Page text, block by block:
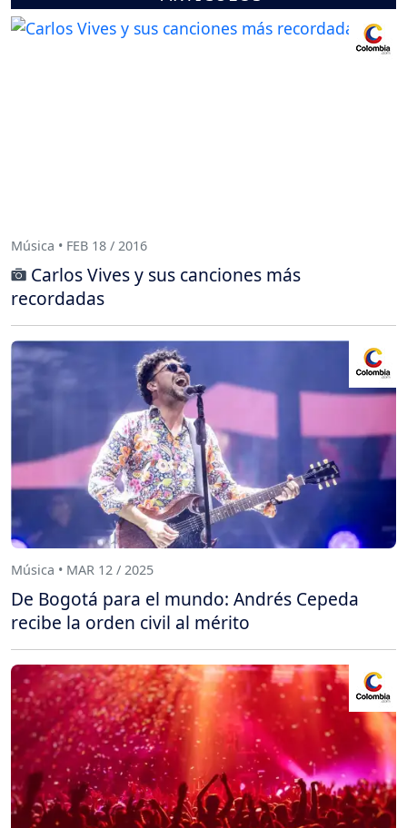
Música • FEB 18 / 2016
Carlos Vives y sus canciones más
recordadas
Música • MAR 12 / 2025
De Bogotá para el mundo: Andrés Cepeda
recibe la orden civil al mérito